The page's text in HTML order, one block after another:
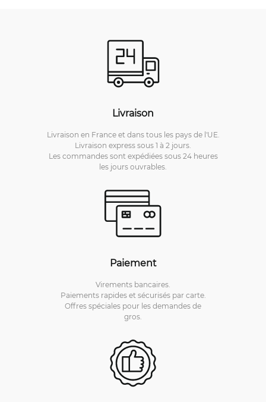
Livraison
Livraison en France et dans tous les pays de l'UE.
Livraison express sous 1 à 2 jours.
Les commandes sont expédiées sous 24 heures
les jours ouvrables.
Paiement
Virements bancaires.
Paiements rapides et sécurisés par carte.
Offres spéciales pour les demandes de
gros.